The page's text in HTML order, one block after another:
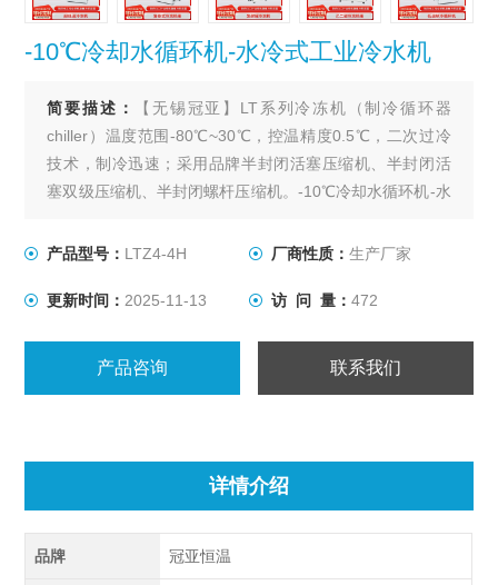
-10℃冷却水循环机-水冷式工业冷水机
简要描述：
【无锡冠亚】LT系列冷冻机（制冷循环器
chiller）温度范围-80℃~30℃，控温精度0.5℃，⼆次过冷
技术，制冷迅速；采用品牌半封闭活塞压缩机、半封闭活
塞双级压缩机、半封闭螺杆压缩机。-10℃冷却水循环机-水
产品型号： LTZ4-4H 厂商性质： 生产厂家
更新时间： 2025-11-13 访 问 量： 472
产品咨询 联系我们
详情介绍
品牌 冠亚恒温